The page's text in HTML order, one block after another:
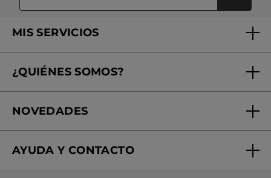
MIS SERVICIOS
Tratamientos de Belleza
Mi club Yves Rocher
¿QUIÉNES SOMOS?
¿Quiénes somos?
Nuestros compromisos
NOVEDADES
Rebajas
AYUDA Y CONTACTO